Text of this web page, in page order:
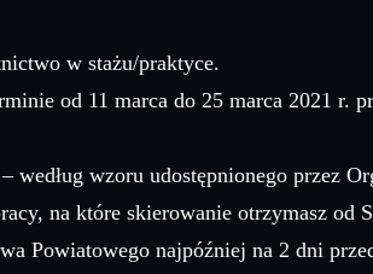
w stażu/praktyce.
od 11 marca do 25 marca 2021
według wzoru udostępnionego przez
na które skierowanie otrzymasz od
Powiatowego najpóźniej na 2 dni